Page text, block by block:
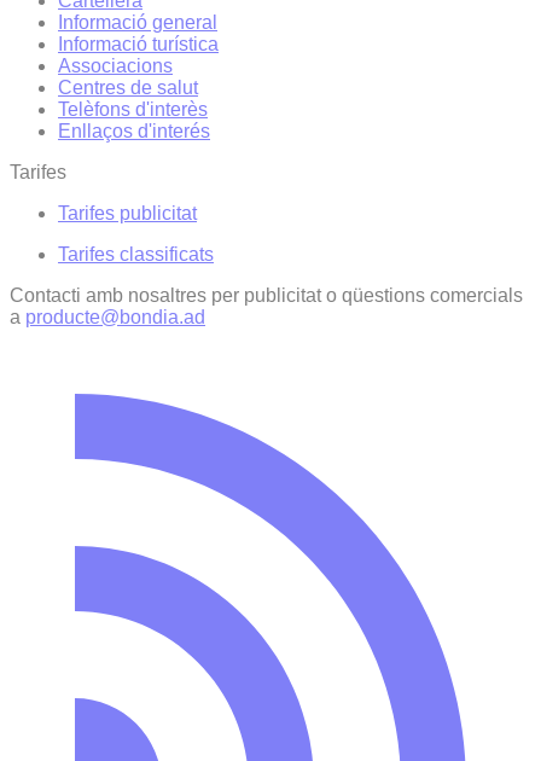
Informació general
Informació turística
Associacions
Centres de salut
Telèfons d'interès
Enllaços d'interés
Tarifes
Tarifes publicitat
Tarifes classificats
Contacti amb nosaltres per publicitat o qüestions comercials
a producte@bondia.ad